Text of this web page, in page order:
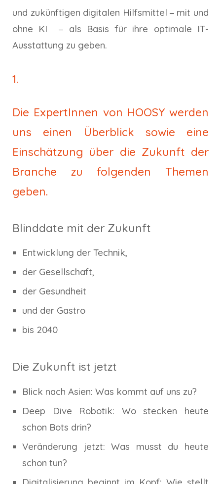
und zukünftigen digitalen Hilfsmittel –mit und
ohne KI–
als Basis für ihre optimale IT-
Ausstattung zu geben.
1.
Die ExpertInnen von HOOSY werden
uns einen Überblick sowie eine
Einschätzung über die Zukunft der
Branche zu folgenden Themen
geben.
Blinddate mit der Zukunft
Entwicklung der Technik,
der Gesellschaft,
der Gesundheit
und der Gastro
bis 2040
Die Zukunft ist jetzt
Blick nach Asien: Was kommt auf uns zu?
Deep Dive Robotik: Wo stecken heute
schon Bots drin?
Veränderung jetzt: Was musst du heute
schon tun?